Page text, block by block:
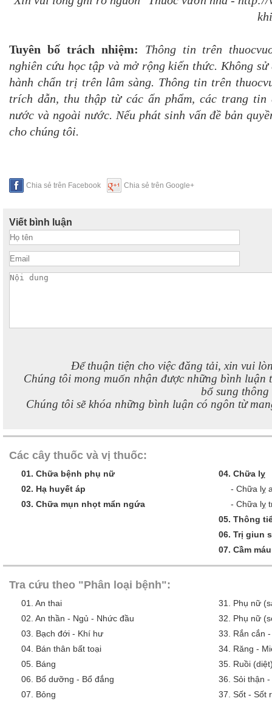
Tuyên bố trách nhiệm:
Thông tin trên
nghiên cứu học tập và mở rộng kiến thức. Không
hành chẩn trị trên lâm sàng. Thông tin trên
trích dẫn, thu thập từ các ấn phẩm, các trang
nước và ngoài nước. Nếu phát sinh vấn đề bản
cho chúng tôi.
Chia sẻ trên Facebook Chia sẻ trên Google+
Viết bình luận
Để thuận tiện cho việc đăng tải, xin vui
Chúng tôi mong muốn nhận được những bình luận
bổ sung
Chúng tôi sẽ khóa những bình luận có ngôn từ
Các cây thuốc và vị thuốc:
01. Chữa bệnh phụ nữ
02. Hạ huyết áp
03. Chữa mụn nhọt mẩn ngứa
04. Chữa lỵ
- Chữa lỵ
- Chữa lỵ
05. Thông
06. Trị giun
07. Cầm máu
Tra cứu theo "Phân loại bệnh":
01. An thai
02. An thần - Ngủ - Nhức đầu
03. Bạch đới - Khí hư
04. Bán thân bất toại
05. Báng
06. Bổ dưỡng - Bổ đắng
07. Bỏng
31. Phụ nữ
32. Phụ nữ
33. Rắn cắn
34. Răng -
35. Ruồi
36. Sỏi thận
37. Sốt - Sốt